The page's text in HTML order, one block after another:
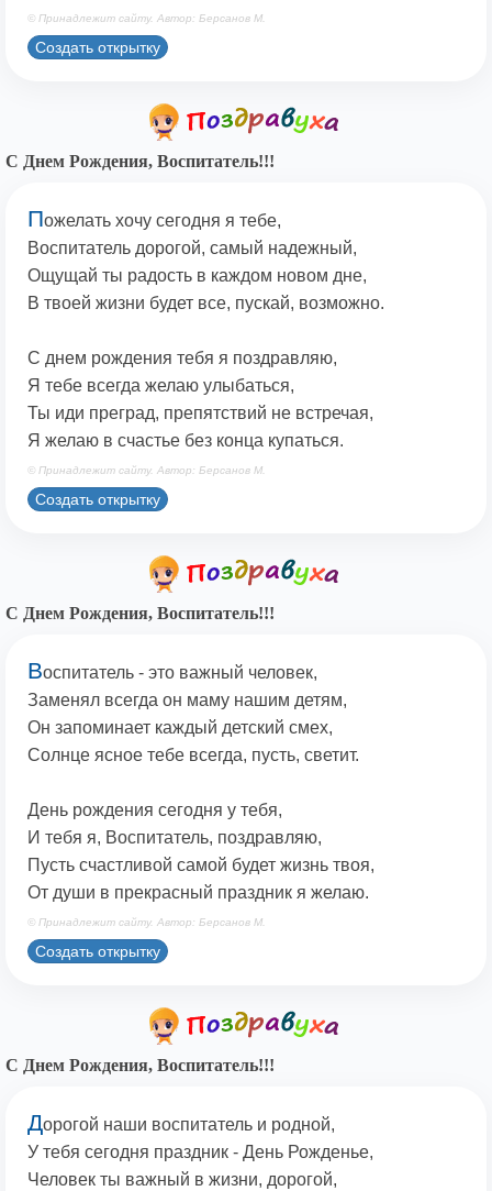
© Принадлежит сайту. Автор: Берсанов М.
Создать открытку
С Днем Рождения, Воспитатель!!!
Пожелать хочу сегодня я тебе,
Воспитатель дорогой, самый надежный,
Ощущай ты радость в каждом новом дне,
В твоей жизни будет все, пускай, возможно.
С днем рождения тебя я поздравляю,
Я тебе всегда желаю улыбаться,
Ты иди преград, препятствий не встречая,
Я желаю в счастье без конца купаться.
© Принадлежит сайту. Автор: Берсанов М.
Создать открытку
С Днем Рождения, Воспитатель!!!
Воспитатель - это важный человек,
Заменял всегда он маму нашим детям,
Он запоминает каждый детский смех,
Солнце ясное тебе всегда, пусть, светит.
День рождения сегодня у тебя,
И тебя я, Воспитатель, поздравляю,
Пусть счастливой самой будет жизнь твоя,
От души в прекрасный праздник я желаю.
© Принадлежит сайту. Автор: Берсанов М.
Создать открытку
С Днем Рождения, Воспитатель!!!
Дорогой наши воспитатель и родной,
У тебя сегодня праздник - День Рожденье,
Человек ты важный в жизни, дорогой,